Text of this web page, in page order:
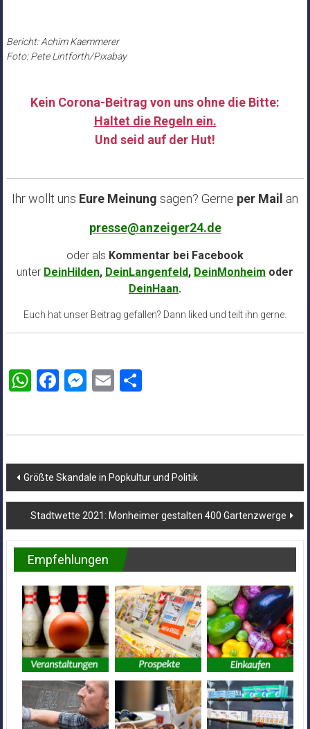
Bericht: Achim Kaemmerer
Foto: Pete Lintforth/Pixabay
Kein Corona-Beitrag von uns ohne die Bitte:
Haltet die Regeln ein.
Und seid auf der Hut!
Ihr wollt uns Eure Meinung sagen? Gerne per Mail an
presse@anzeiger24.de
oder als Kommentar bei Facebook
unter DeinHilden, DeinLangenfeld, DeinMonheim oder
DeinHaan.
Euch hat unser Beitrag gefallen? Dann liked und teilt ihn gerne.
WhatsApp
Facebook
Messenger
EmailTeilen
Beitragsnavigation
Größte Skandale in Popkultur und Politik
Stadtwette 2021: Monheimer gestalten 400 Gartenzwerge
Empfehlungen